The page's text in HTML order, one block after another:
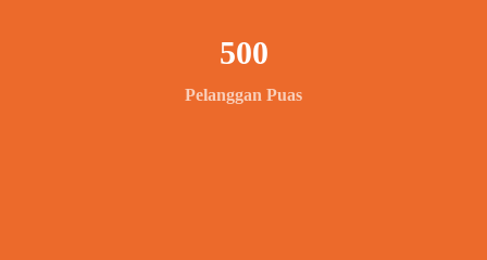
Pelanggan Puas
500